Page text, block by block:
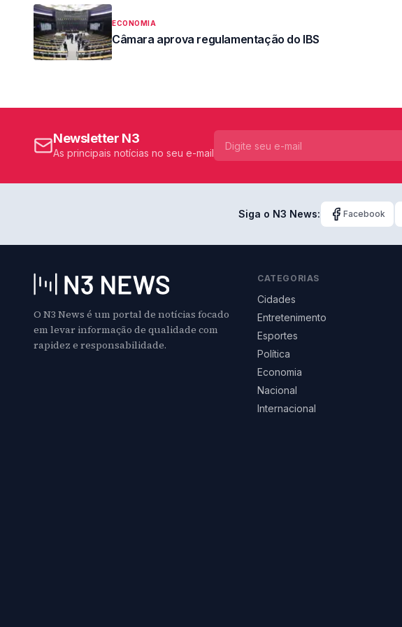
ECONOMIA
Câmara aprova regulamentação do IBS
Newsletter N3
As principais notícias no seu e-mail
Siga o N3 News: Facebook
O N3 News é um portal de notícias focado
em levar informação de qualidade com
rapidez e responsabilidade.
CATEGORIAS
Cidades
Entretenimento
Esportes
Política
Economia
Nacional
Internacional